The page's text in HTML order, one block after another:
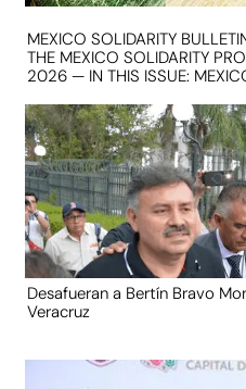
MEXICO SOLIDARITY
THE MEXICO SOLIDARITY
2026 — IN THIS ISSUE:
Desafueran a Bertín Bravo
Veracruz